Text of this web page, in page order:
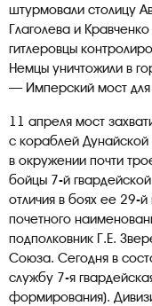
штурмовали столицу
Глаголева и
гитлеровцы
Немцы уничтожили в
— Имперский мост для
11 апреля мост
с кораблей
в окружении почти
бойцы 7-й
отличия в боях ее 29-
почетного
подполковник Г.Е.
Союза. Сегодня в
службу 7-я
формирования).